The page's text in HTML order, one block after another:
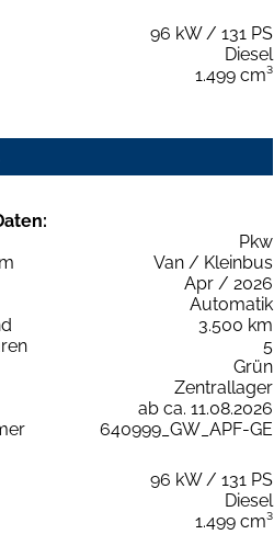
96 kW / 131 PS
Diesel
1.499 cm³
Pkw
Van / Kleinbus
Apr / 2026
Automatik
3.500 km
5
Grün
Zentrallager
ab ca. 11.08.2026
640999_GW_APF-GE
96 kW / 131 PS
Diesel
1.499 cm³